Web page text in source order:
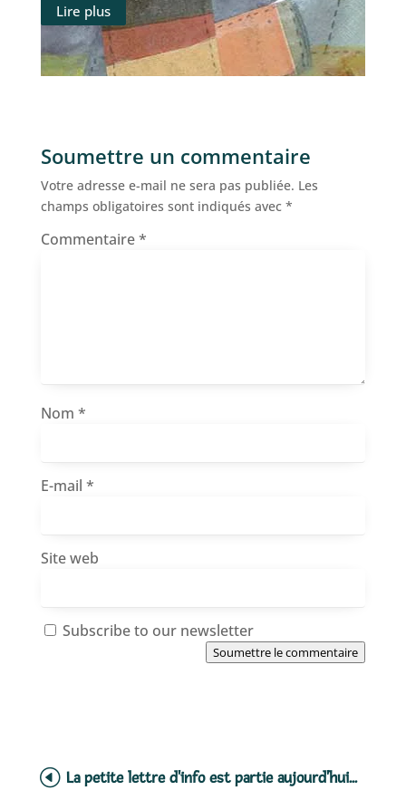
Lire plus
Soumettre un commentaire
Votre adresse e-mail ne sera pas publiée. Les
champs obligatoires sont indiqués avec *
Commentaire*
Nom *
E-mail *
Site web
Subscribe to our newsletter
Soumettre le commentaire
La petite lettre d'info est partie aujourd'hui...